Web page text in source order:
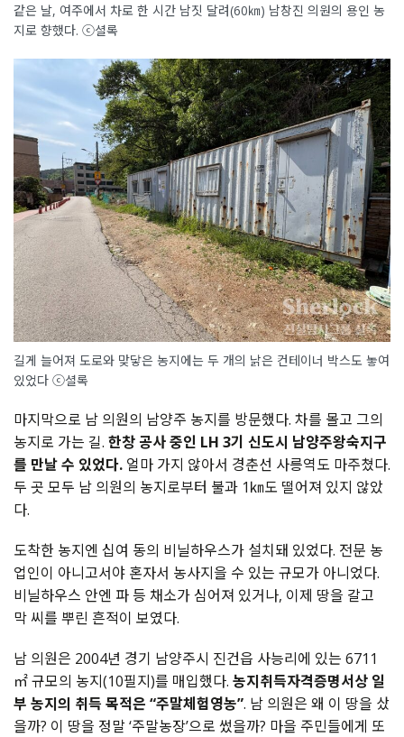
같은 날, 여주에서 차로 한 시간 남짓 달려(60㎞) 남창진 의원의 용인 농
지로 향했다. ⓒ셜록
길게 늘어져 도로와 맞닿은 농지에는 두 개의 낡은 컨테이너 박스도 놓여
있었다 ⓒ셜록
마지막으로 남 의원의 남양주 농지를 방문했다. 차를 몰고 그의
농지로 가는 길. 한창 공사 중인 LH 3기 신도시 남양주왕숙지구
를 만날 수 있었다. 얼마 가지 않아서 경춘선 사릉역도 마주쳤다.
두 곳 모두 남 의원의 농지로부터 불과 1㎞도 떨어져 있지 않았
다.
도착한 농지엔 십여 동의 비닐하우스가 설치돼 있었다. 전문 농
업인이 아니고서야 혼자서 농사지을 수 있는 규모가 아니었다.
비닐하우스 안엔 파 등 채소가 심어져 있거나, 이제 땅을 갈고
막 씨를 뿌린 흔적이 보였다.
남 의원은 2004년 경기 남양주시 진건읍 사능리에 있는 6711
㎡ 규모의 농지(10필지)를 매입했다. 농지취득자격증명서상 일
부 농지의 취득 목적은 “주말체험영농”. 남 의원은 왜 이 땅을 샀
을까? 이 땅을 정말 ‘주말농장’으로 썼을까? 마을 주민들에게 또